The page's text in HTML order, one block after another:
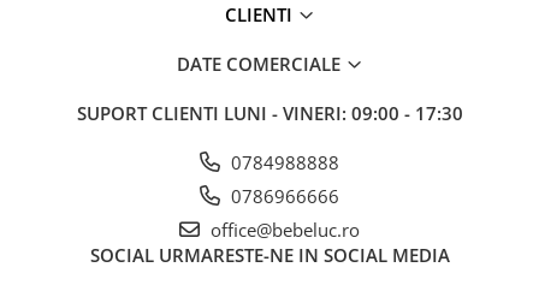
Sacose si Genti
Olita bebe
CLIENTI
DATE COMERCIALE
SUPORT CLIENTI LUNI - VINERI: 09:00 - 17:30
0784988888
0786966666
office@bebeluc.ro
SOCIAL URMARESTE-NE IN SOCIAL MEDIA